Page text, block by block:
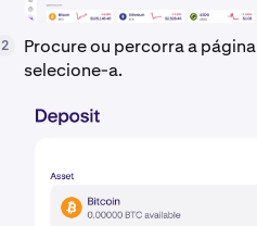
2
Procure ou percorra a
selecione-a.